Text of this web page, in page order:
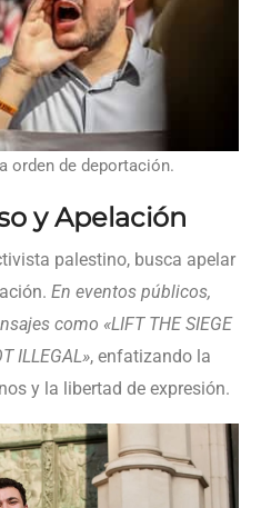
orden de deportación.
y Apelación
palestino, busca apelar
En eventos públicos,
como «LIFT THE SIEGE
ILLEGAL», enfatizando la
y la libertad de expresión.